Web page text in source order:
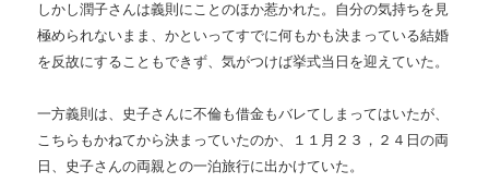
しかし潤子さんは義則にことのほか惹かれた。自分の気持ちを見
極められないまま、かといってすでに何もかも決まっている結婚
を反故にすることもできず、気がつけば挙式当日を迎えていた。
一方義則は、史子さんに不倫も借金もバレてしまってはいたが、
こちらもかねてから決まっていたのか、１１月２３，２４日の両
日、史子さんの両親との一泊旅行に出かけていた。